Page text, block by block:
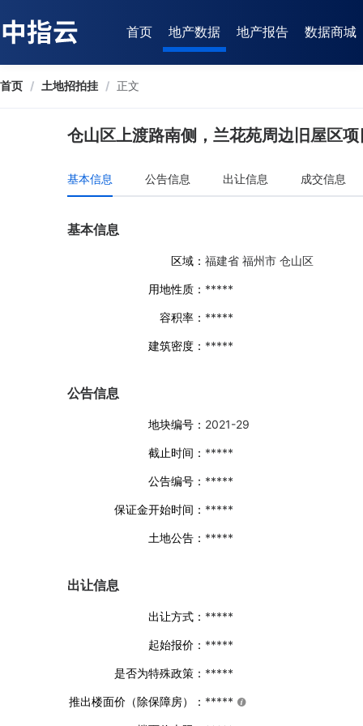
首页 地产数据 地产报告 数据商城
首页 / 土地招拍挂 / 正文
仓山区上渡路南侧，兰花苑周边旧屋区
基本信息 公告信息 出让信息 成交信息
基本信息
区域： 福建省 福州市 仓山区
用地性质： *****
容积率： *****
建筑密度： *****
公告信息
地块编号： 2021-29
截止时间： *****
公告编号： *****
保证金开始时间： *****
土地公告： *****
出让信息
出让方式： *****
起始报价： *****
是否为特殊政策： *****
推出楼面价（除保障房）： *****